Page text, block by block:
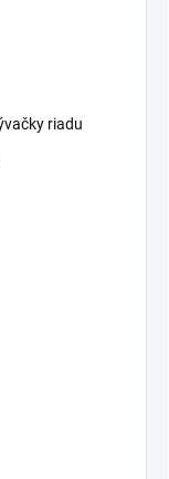
riadu